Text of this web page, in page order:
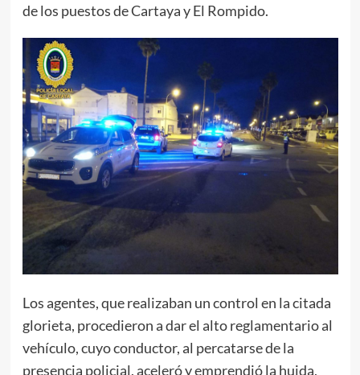
de los puestos de Cartaya y El Rompido.
Los agentes, que realizaban un control en la citada
glorieta, procedieron a dar el alto reglamentario al
vehículo, cuyo conductor, al percatarse de la
presencia policial, aceleró y emprendió la huida,